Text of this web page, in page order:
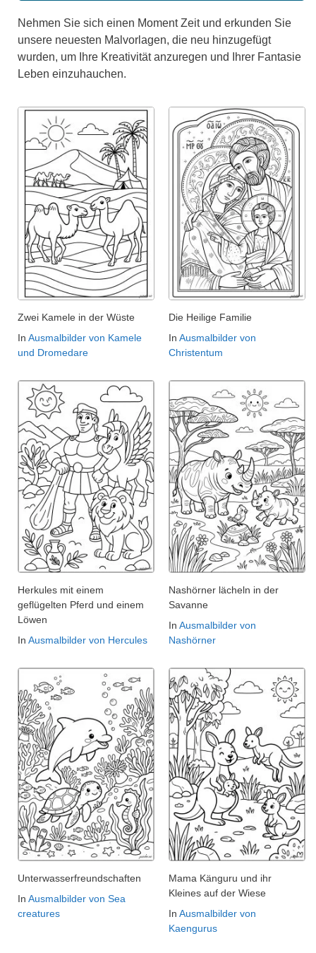
Nehmen Sie sich einen Moment Zeit und erkunden Sie
unsere neuesten Malvorlagen, die neu hinzugefügt
wurden, um Ihre Kreativität anzuregen und Ihrer Fantasie
Leben einzuhauchen.
Zwei Kamele in der Wüste
In Ausmalbilder von Kamele
und Dromedare
Die Heilige Familie
In Ausmalbilder von
Christentum
Herkules mit einem
geflügelten Pferd und einem
Löwen
In Ausmalbilder von Hercules
Nashörner lächeln in der
Savanne
In Ausmalbilder von
Nashörner
Unterwasserfreundschaften
In Ausmalbilder von Sea
creatures
Mama Känguru und ihr
Kleines auf der Wiese
In Ausmalbilder von
Kaengurus